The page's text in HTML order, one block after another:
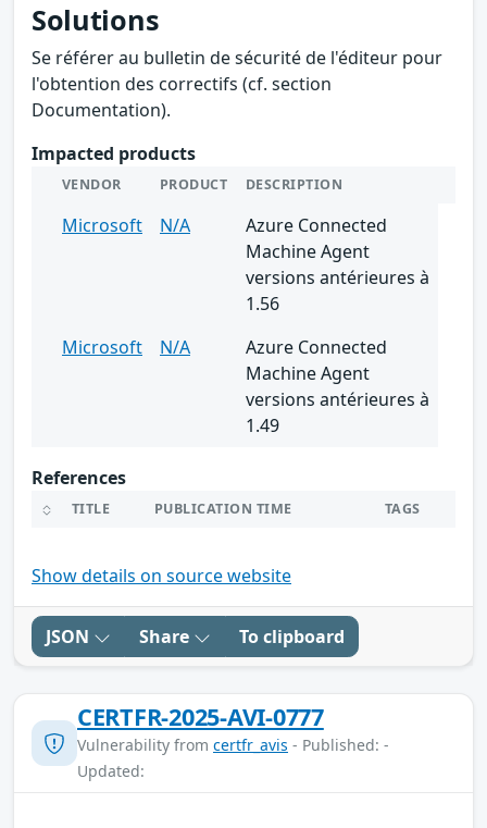
Solutions
Se référer au bulletin de sécurité de l'éditeur pour
l'obtention des correctifs (cf. section
Documentation).
Impacted products
VENDOR PRODUCT DESCRIPTION
Microsoft N/A
Azure Connected
Machine Agent
versions antérieures à
1.56
Microsoft
N/A
Azure Connected
Machine Agent
versions antérieures à
1.49
References
TITLE PUBLICATION TIME TAGS
Show details on source website
JSON Share To clipboard
CERTFR-2025-AVI-0777
Vulnerability from certfr_avis - Published: -
Updated: